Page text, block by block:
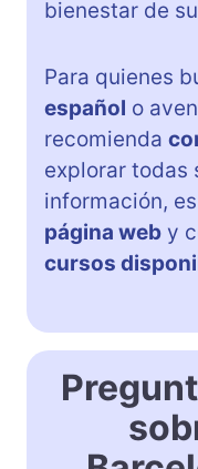
bienestar de
Para quienes
español o
recomienda
explorar todas
información,
página web y
cursos